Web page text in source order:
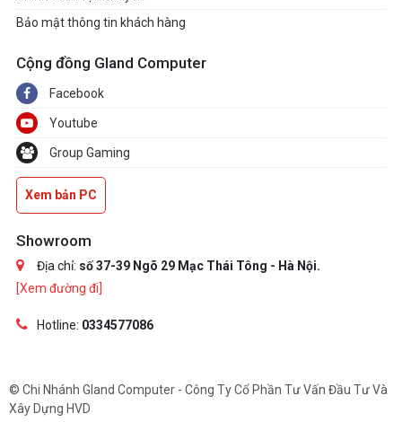
Bảo mật thông tin khách hàng
Cộng đồng Gland Computer
Facebook
Youtube
Group Gaming
Xem bản PC
Showroom
Địa chỉ: số 37-39 Ngõ 29 Mạc Thái Tông - Hà Nội.
[Xem đường đi]
Hotline: 0334577086
© Chi Nhánh Gland Computer - Công Ty Cổ Phần Tư Vấn Đầu Tư Và
Xây Dựng HVD